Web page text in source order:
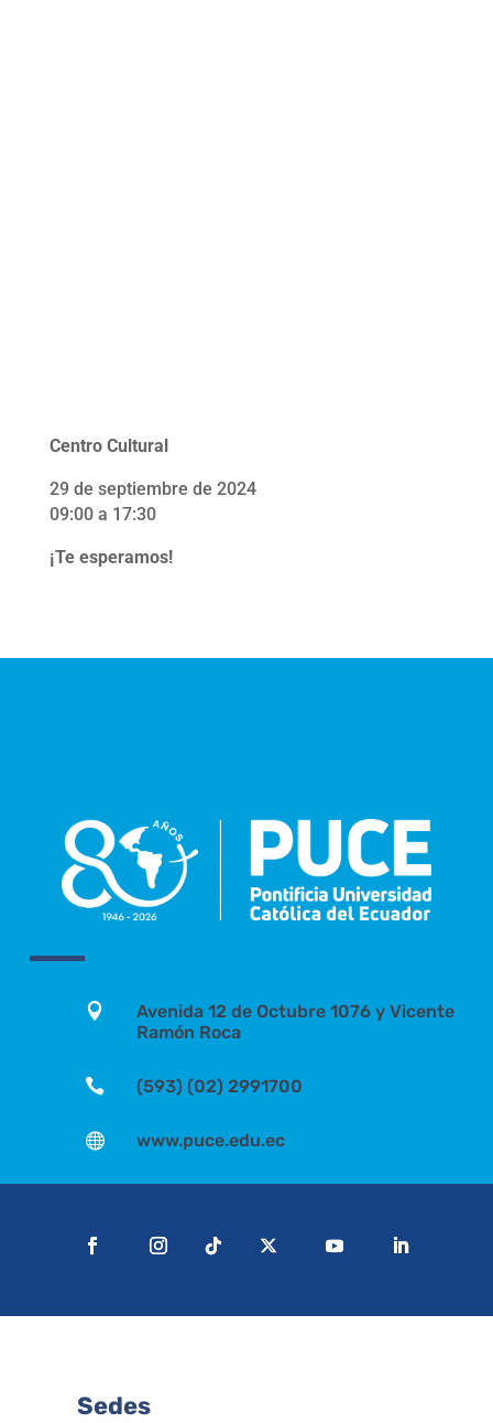
Centro Cultural
29 de septiembre de 2024
09:00 a 17:30
¡Te esperamos!

Avenida 12 de Octubre 1076 y Vicente
Ramón Roca
 (593) (02) 2991700
 www.puce.edu.ec
Sedes